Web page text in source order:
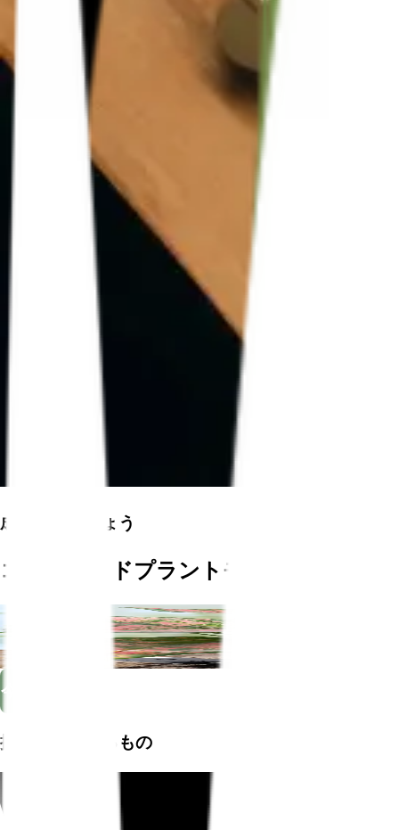
成長させましょう
コネクテッドプラントモニター
Plant Monitor
$34.99
Save $10.50 instantly! Get this for only $24.49 when you
今すぐ購入
掲載されているもの